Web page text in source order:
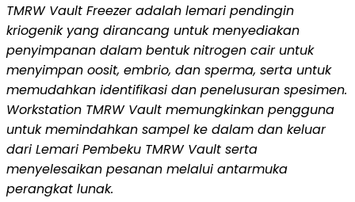
TMRW Vault Freezer adalah lemari pendingin
kriogenik yang dirancang untuk menyediakan
penyimpanan dalam bentuk nitrogen cair untuk
menyimpan oosit, embrio, dan sperma, serta untuk
memudahkan identifikasi dan penelusuran spesimen.
Workstation TMRW Vault memungkinkan pengguna
untuk memindahkan sampel ke dalam dan keluar
dari Lemari Pembeku TMRW Vault serta
menyelesaikan pesanan melalui antarmuka
perangkat lunak.